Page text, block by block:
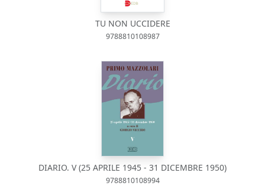
TU NON UCCIDERE
9788810108987
DIARIO. V (25 APRILE 1945 - 31 DICEMBRE 1950)
9788810108994